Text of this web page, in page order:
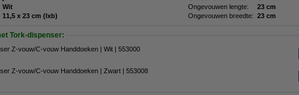
Wit Ongevouwen lengte:
23 cm
11,5 x 23 cm (lxb) Ongevouwen breedte: 23 cm
Tork-dispenser:
Z-vouw/C-vouw Handdoeken | Wit | 553000
Z-vouw/C-vouw Handdoeken | Zwart | 553008